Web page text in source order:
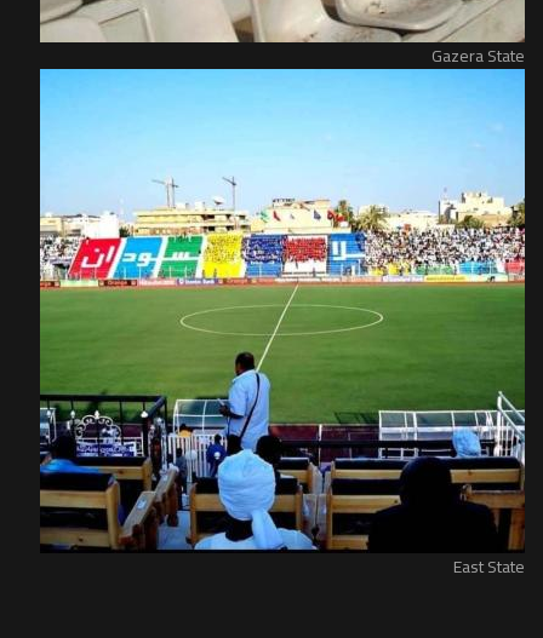
Gazera State
East State